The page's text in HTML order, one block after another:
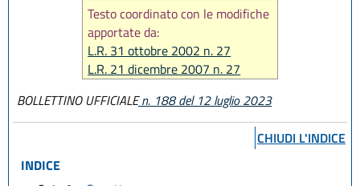
Testo coordinato con le modifiche
apportate da:
L.R. 31 ottobre 2002 n. 27
L.R. 21 dicembre 2007 n. 27
BOLLETTINO UFFICIALEn. 188 del 12 luglio 2023
CHIUDI L'INDICE
INDICE